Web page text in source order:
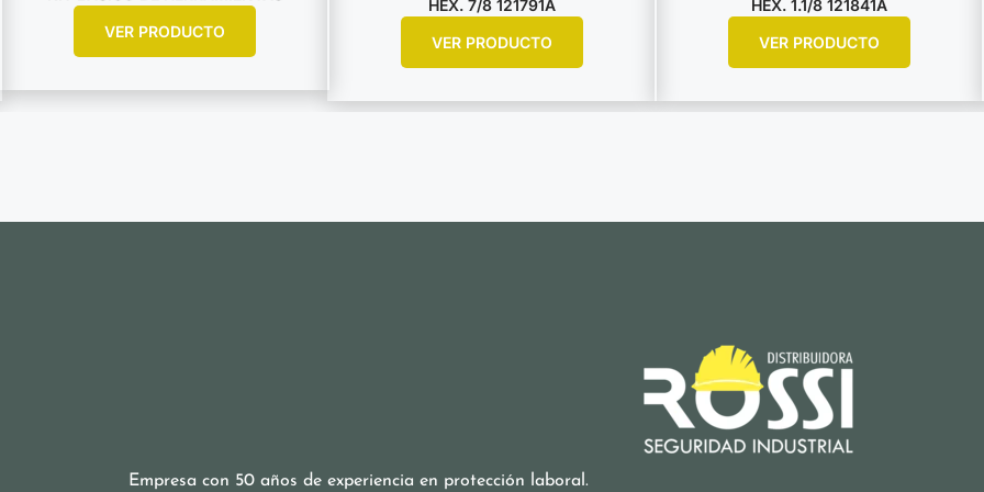
VER PRODUCTO
HEX. 7/8 121791A
VER PRODUCTO
HEX. 1.1/8 121841A
VER PRODUCTO
Empresa con 50 años de experiencia en protección laboral.